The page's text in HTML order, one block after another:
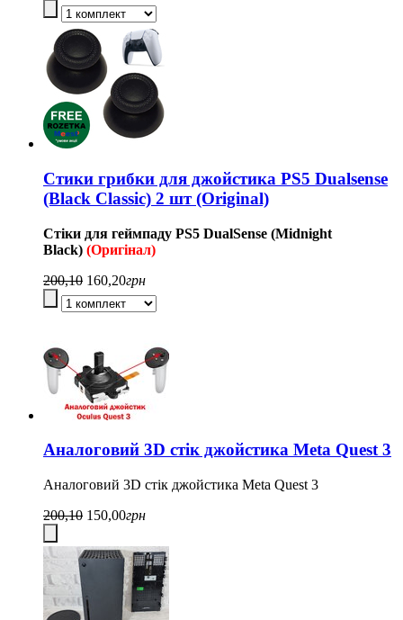
Стики грибки для джойстика PS5 Dualsense
(Black Classic) 2 шт (Original)
Стіки для геймпаду PS5 DualSense (Midnight
Black) (Оригінал)
200,10 160,20грн
Аналоговий 3D стік джойстика Meta Quest 3
Аналоговий 3D стік джойстика Meta Quest 3
200,10 150,00грн